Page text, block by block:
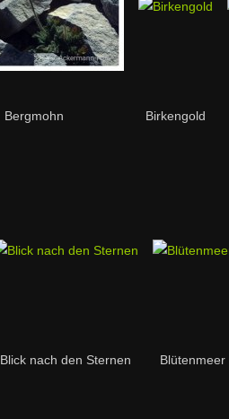
Bergmohn Birkengold
Blick nach den Sternen Blütenmeer